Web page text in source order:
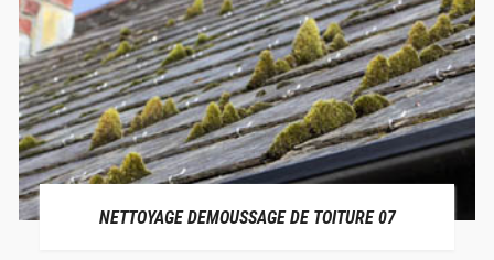
NETTOYAGE DEMOUSSAGE DE TOITURE 07